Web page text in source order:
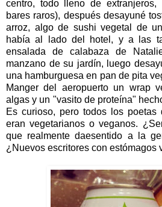
centro, todo lleno de extranjeros,
bares raros), después desayuné
arroz, algo de sushi vegetal de
había al lado del hotel, y a las
ensalada de calabaza de
manzano de su jardín, luego
una hamburguesa en pan de pita
Manger del aeropuerto un wrap
algas y un "vasito de proteína"
Es curioso, pero todos los poetas
eran vegetarianos o veganos.
que realmente daesentido a la
¿Nuevos escritores con estómagos